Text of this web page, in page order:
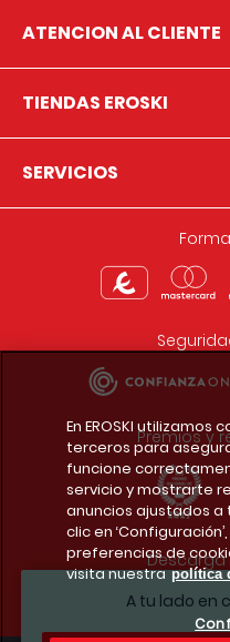
A tu lado en
ATENCION AL CLIENTE
TIENDAS EROSKI
SERVICIOS
Premios y
En EROSKI utilizamos
terceros para
funcione
servicio y mostrarte
anuncios ajustados a
clic en
preferencias de
visita nuestra política